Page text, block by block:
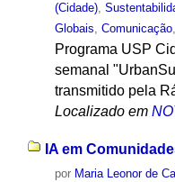
(Cidade),
Globais Comunicação,
Programa USP
semanal
transmitido pela
Localizado em
IA em
por Maria Leonor de